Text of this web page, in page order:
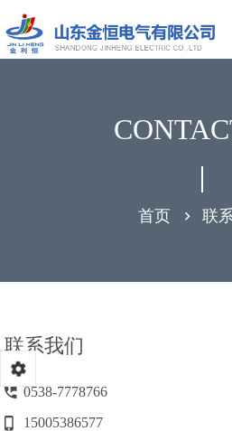
首页 联
联系我们
0538-7778766
15005386577